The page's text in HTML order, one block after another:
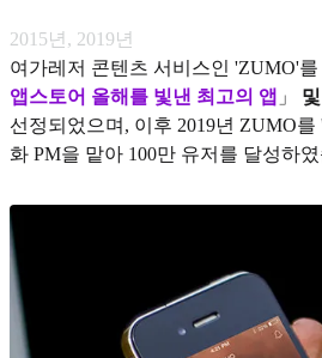
2015년, 2019년
여가레저 콘텐츠 서비스인 'ZUMO'를
앱스토어 올해를 빛낸 최고의 앱 」 및
선정되었으며, 이후 2019년 ZUMO
화 PM을 맡아 100만 유저를 달성하